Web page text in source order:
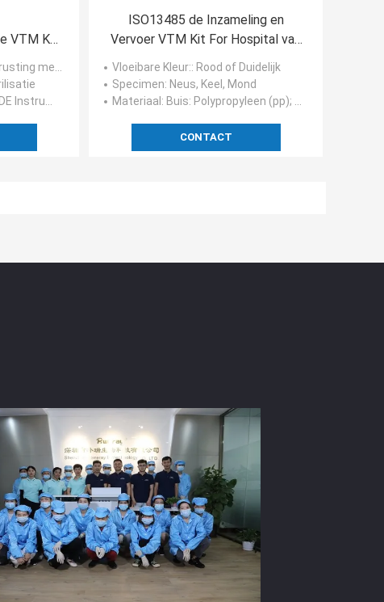
VTM Kit
van neus bijeengekomen zwabber
ISO13485 de Inzameling en
Vervoer VTM Kit For Hospital van
het goedkeuringsvirus
Vloeibare Kleur:: Rood of Duidelijk
Specimen: Neus, Keel, Mond
Materiaal : Buis: Polypropyleen (pp); Zwabbersuiteinde: Bijeengekomen nylon (Polyamide 66 - PA66); Zwabbersstok:
CONTACT